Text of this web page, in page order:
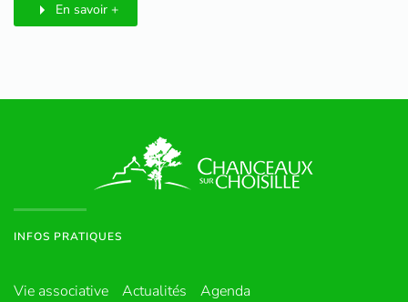
En savoir +
INFOS PRATIQUES
Vie associative Actualités
Agenda